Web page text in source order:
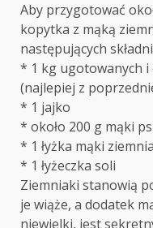
Aby przygotować
kopytka z mąką
następujących
* 1 kg ugotowanych
(najlepiej z
* 1 jajko
* około 200 g mąki
* 1 łyżka mąki
* 1 łyżeczka soli
Ziemniaki stanowią
je wiąże, a dodatek
niewielki, jest